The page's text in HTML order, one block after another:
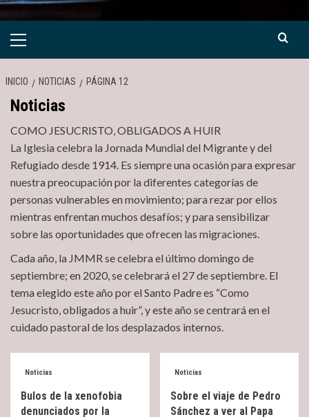
Menú
INICIO NOTICIAS PÁGINA 12
Noticias
COMO JESUCRISTO, OBLIGADOS A HUIR
La Iglesia celebra la Jornada Mundial del Migrante y del
Refugiado desde 1914. Es siempre una ocasión para expresar
nuestra preocupación por la diferentes categorías de
personas vulnerables en movimiento; para rezar por ellos
mientras enfrentan muchos desafíos; y para sensibilizar
sobre las oportunidades que ofrecen las migraciones.
Cada año, la JMMR se celebra el último domingo de
septiembre; en 2020, se celebrará el 27 de septiembre. El
tema elegido este año por el Santo Padre es “Como
Jesucristo, obligados a huir”, y este año se centrará en el
cuidado pastoral de los desplazados internos.
Noticias
Bulos de la xenofobia
denunciados por la
Noticias
Sobre el viaje de Pedro
Sánchez a ver al Papa